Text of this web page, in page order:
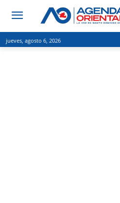
jueves, agosto 6, 2026